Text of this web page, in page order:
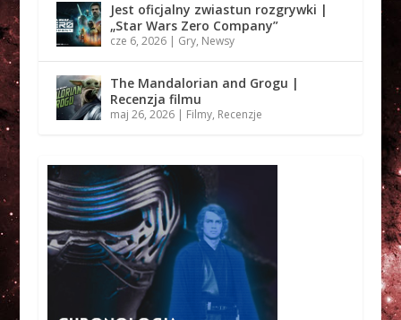
Jest oficjalny zwiastun rozgrywki |
„Star Wars Zero Company”
cze 6, 2026| Gry, Newsy
The Mandalorian and Grogu |
Recenzja filmu
maj 26, 2026| Filmy, Recenzje